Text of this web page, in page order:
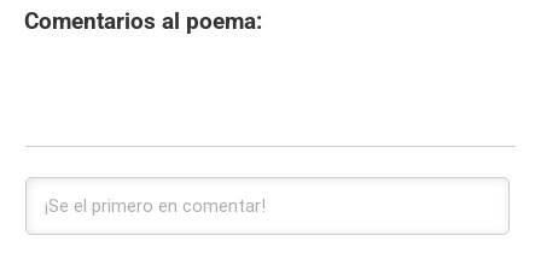
Comentarios al poema: